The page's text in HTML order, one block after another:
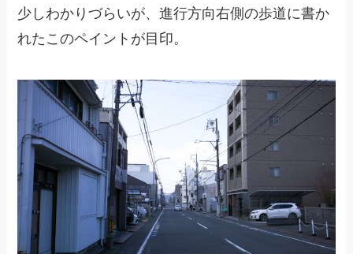
少しわかりづらいが、進行方向右側の歩道に書か
れたこのペイントが目印。